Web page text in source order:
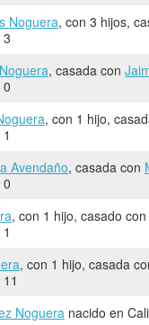
Noguera, con 3 hijos,
, casada con
, con 1 hijo,
Avendaño, casada con
, con 1 hijo, casado con
, con 1 hijo, casada
Noguera nacido en